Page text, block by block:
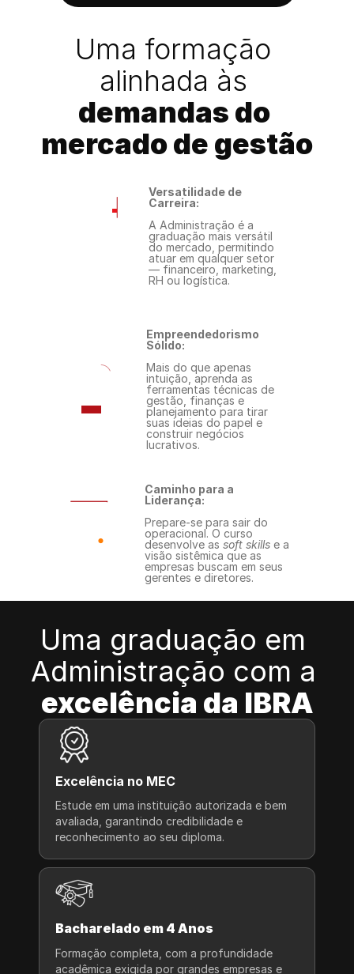
Uma formação
demandas do
mercado de gestão
Empreendedorismo
Sólido:
Mais do que apenas
intuição, aprenda as
ferramentas técnicas de
gestão, finanças e
planejamento para tirar
suas ideias do papel e
construir negócios
lucrativos.
Versatilidade de
Carreira:
A Administração é a
graduação mais versátil
do mercado, permitindo
atuar em qualquer setor
— financeiro, marketing,
RH ou logística.
Caminho para a
Liderança:
Prepare-se para sair do
operacional. O curso
desenvolve as soft skills e a
visão sistêmica que as
empresas buscam em seus
gerentes e diretores.
Uma graduação em
excelência da IBRA
Excelência no MEC
Estude em uma instituição autorizada e bem
avaliada, garantindo credibilidade e
reconhecimento ao seu diploma.
Bacharelado em 4 Anos
Formação completa, com a profundidade
acadêmica exigida por grandes empresas e